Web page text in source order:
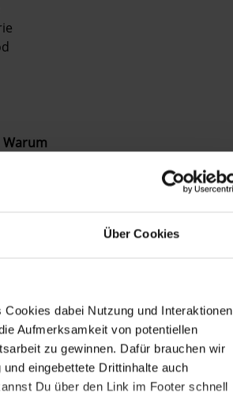
Über Cookies
dabei Nutzung und Interaktionen
Aufmerksamkeit von potentiellen
zu gewinnen. Dafür brauchen wir
eingebettete Drittinhalte auch
Du über den Link im Footer schnell
das
und
in